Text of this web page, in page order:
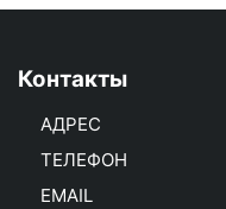
Контакты
АДРЕС
ТЕЛЕФОН
EMAIL